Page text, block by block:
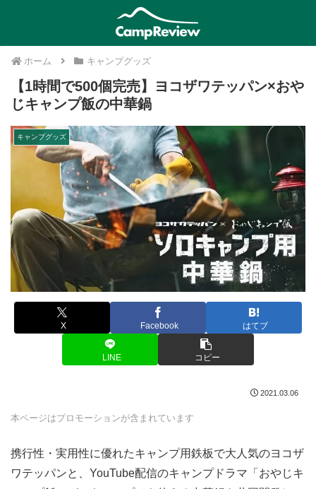
ホーム キャンプグッズ
【1時間で500個完売】ヨコザワテッパン×おや
じキャンプ飯の中華鍋
キャンプグッズ
X Facebook はてブ
LINE コピー
2021.03.06
本ページはプロモーションが含まれています
携行性・実用性に優れたキャンプ用鉄板で大人気のヨコザ
ワテッパンと、YouTube配信のキャンプドラマ「おやじキ